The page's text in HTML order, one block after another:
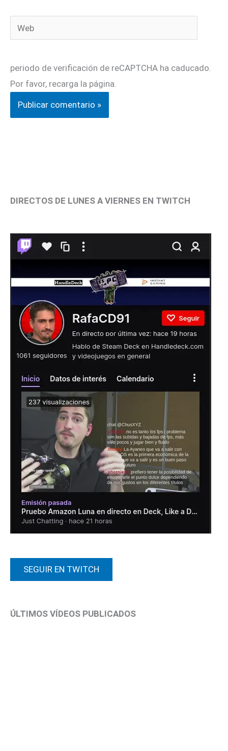
Web
periodo de verificación de reCAPTCHA ha caducado.
Por favor, recarga la página.
DIRECTOS DE LUNES A VIERNES EN TWITCH
SEGUIR EN TWITCH
ÚLTIMOS VÍDEOS PUBLICADOS